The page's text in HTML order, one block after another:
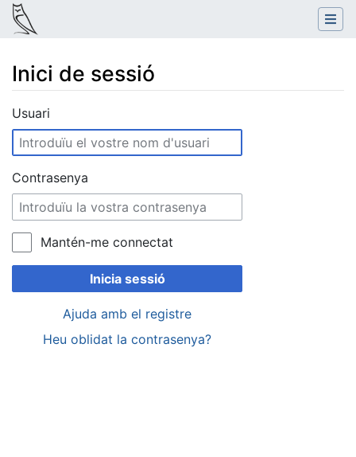
Inici de sessió
Salta a:
Usuari
Contrasenya
Mantén-me connectat
Inicia sessió
Ajuda amb el registre
Heu oblidat la contrasenya?